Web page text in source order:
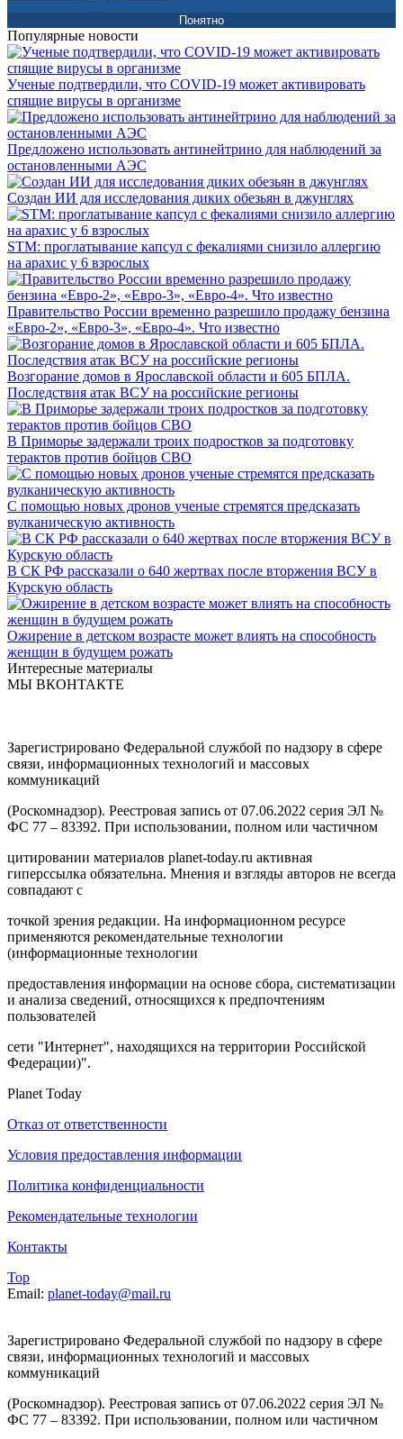
Понятно
Популярные новости
Ученые подтвердили, что COVID-19 может активировать
спящие вирусы в организме
Предложено использовать антинейтрино для наблюдений за
остановленными АЭС
Создан ИИ для исследования диких обезьян в джунглях
STM: проглатывание капсул с фекалиями снизило аллергию
на арахис у 6 взрослых
Правительство России временно разрешило продажу бензина
«Евро-2», «Евро-3», «Евро-4». Что известно
Возгорание домов в Ярославской области и 605 БПЛА.
Последствия атак ВСУ на российские регионы
В Приморье задержали троих подростков за подготовку
терактов против бойцов СВО
С помощью новых дронов ученые стремятся предсказать
вулканическую активность
В СК РФ рассказали о 640 жертвах после вторжения ВСУ в
Курскую область
Ожирение в детском возрасте может влиять на способность
женщин в будущем рожать
Интересные материалы
МЫ ВКОНТАКТЕ
Зарегистрировано Федеральной службой по надзору в сфере
связи, информационных технологий и массовых
коммуникаций
(Роскомнадзор). Реестровая запись от 07.06.2022 серия ЭЛ №
ФС 77 – 83392. При использовании, полном или частичном
цитировании материалов planet-today.ru активная
гиперссылка обязательна. Мнения и взгляды авторов не всегда
совпадают с
точкой зрения редакции. На информационном ресурсе
применяются рекомендательные технологии
(информационные технологии
предоставления информации на основе сбора, систематизации
и анализа сведений, относящихся к предпочтениям
пользователей
сети "Интернет", находящихся на территории Российской
Федерации)".
Planet Today
Отказ от ответственности
Условия предоставления информации
Политика конфиденциальности
Рекомендательные технологии
Контакты
Top
Email: planet-today@mail.ru
Зарегистрировано Федеральной службой по надзору в сфере
связи, информационных технологий и массовых
коммуникаций
(Роскомнадзор). Реестровая запись от 07.06.2022 серия ЭЛ №
ФС 77 – 83392. При использовании, полном или частичном